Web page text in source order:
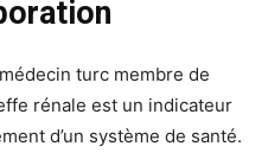
turc membre de
rénale est un indicateur
d’un système de santé.